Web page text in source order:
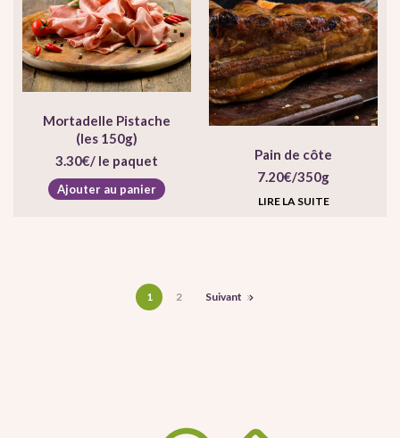
Mortadelle Pistache
(les 150g)
3.30€/ le paquet
Ajouter au panier
Pain de côte
7.20€/350g
LIRE LA SUITE
1 2 Suivant